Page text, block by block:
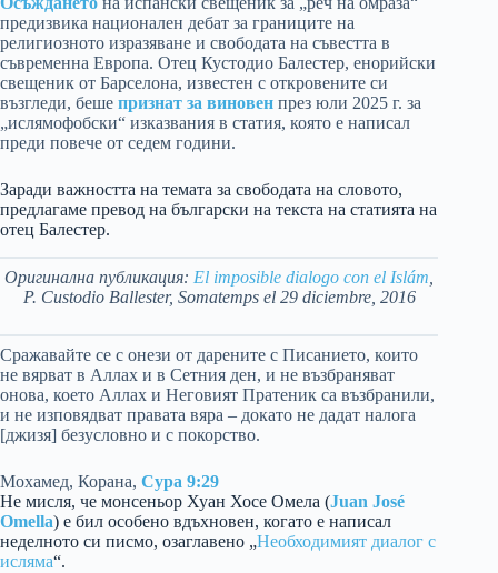
предизвика национален дебат за границите на
религиозното изразяване и свободата на съвестта в
съвременна Европа. Отец Кустодио Балестер, енорийски
свещеник от Барселона, известен с откровените си
възгледи, беше признат за виновен през юли 2025 г. за
„ислямофобски“ изказвания в статия, която е написал
преди повече от седем години.
Заради важността на темата за свободата на словото,
предлагаме превод на български на текста на статията на
отец Балестер.
Оригинална публикация: El imposible dialogo con el Islám
P. Custodio Ballester, Somatemps el 29 diciembre, 2016
Сражавайте се с онези от дарените с Писанието, които
не вярват в Аллах и в Сетния ден, и не възбраняват
онова, което Аллах и Неговият Пратеник са възбранили,
и не изповядват правата вяра – докато не дадат налога
[джизя] безусловно и с покорство.
Мохамед, Корана, Сура 9:29
Не мисля, че монсеньор Хуан Хосе Омела (Juan José
Omella) е бил особено вдъхновен, когато е написал
неделното си писмо, озаглавено „Необходимият диалог с
исляма“.